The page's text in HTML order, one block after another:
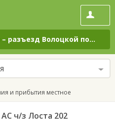
– разъезд Волоцкой пов.
и прибытия местное
ч/з Лоста 202